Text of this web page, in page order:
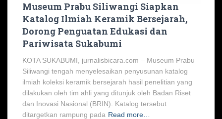
Museum Prabu Siliwangi Siapkan
Katalog Ilmiah Keramik Bersejarah,
Dorong Penguatan Edukasi dan
Pariwisata Sukabumi
KOTA SUKABUMI, jurnalisbicara.com – Museum Prabu
Siliwangi tengah menyelesaikan penyusunan katalog
ilmiah koleksi keramik bersejarah hasil penelitian yang
dilakukan oleh tim ahli yang ditunjuk oleh Badan Riset
dan Inovasi Nasional (BRIN). Katalog tersebut
ditargetkan rampung pada Read more…